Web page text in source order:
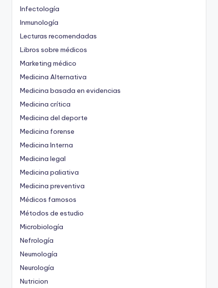
Infectología
Inmunología
Lecturas recomendadas
Libros sobre médicos
Marketing médico
Medicina Alternativa
Medicina basada en evidencias
Medicina crítica
Medicina del deporte
Medicina forense
Medicina Interna
Medicina legal
Medicina paliativa
Medicina preventiva
Médicos famosos
Métodos de estudio
Microbiología
Nefrología
Neumología
Neurología
Nutricion